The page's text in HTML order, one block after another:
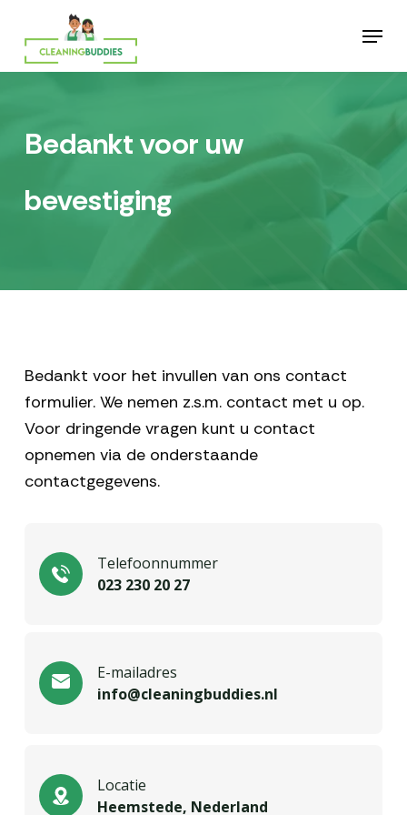
main
Menu
Bedankt voor uw
bevestiging
Bedankt voor het invullen van ons contact
formulier. We nemen z.s.m. contact met u op.
Voor dringende vragen kunt u contact
opnemen via de onderstaande
contactgegevens.
Telefoonnummer
023 230 20 27
E-mailadres
info@cleaningbuddies.nl
Locatie
Heemstede, Nederland